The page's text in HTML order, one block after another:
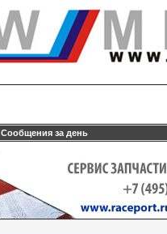
Сообщения за день